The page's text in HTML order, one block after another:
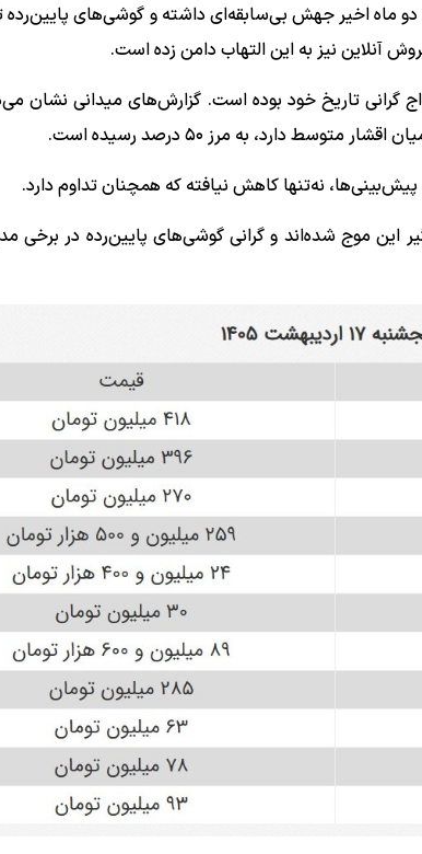
گرانی تاریخ خود بوده است. گزارش‌های میدانی
دارد، به مرز ۵۰ درصد رسیده است.
نه‌تنها کاهش نیافته که همچنان تداوم دارد.